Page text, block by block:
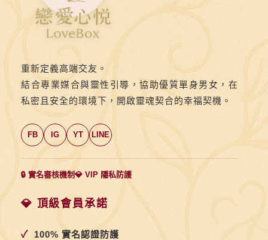
重新定義高端交友。
結合專業媒合與靈性引導，協助優質單身男女，在
私密且安全的環境下，開啟靈魂契合的幸福契機。
FB IG YT LINE
🔒 實名審核機制💎 VIP 隱私防護
💎 頂級會員承諾
✓ 100% 實名認證防護